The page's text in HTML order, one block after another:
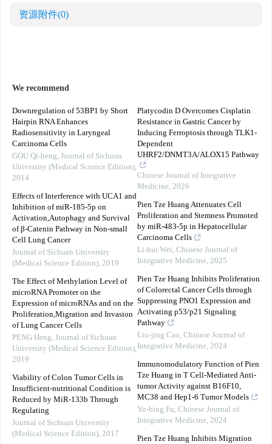
资源附件(0)
We recommend
Downregulation of 53BP1 by Short
Hairpin RNA Enhances
Radiosensitivity in Laryngeal
Carcinoma Cells
GOU Qi-heng, Journal of Sichuan
University (Medical Science Edition),
2014
Effects of Interference with UCA1 and
Inhibition of miR-185-5p on
Activation,Autophagy and Survival
of β-Catenin Pathway in Non-small
Cell Lung Cancer
Journal of Sichuan University
(Medical Science Edition), 2019
The Effect of Methylation Level of
microRNA Promoter on the
Expression of microRNAs and on the
Proliferation,Migration and Invasion
of Lung Cancer Cells
PENG Heng, Journal of Sichuan
University (Medical Science Edition),
2019
Viability of Colon Tumor Cells in
Insufficient-nutritional Condition is
Reduced by MiR-133b Through
Regulating
Journal of Sichuan University
(Medical Science Edition), 2017
Platycodin D Overcomes Cisplatin
Resistance in Gastric Cancer by
Inducing Ferroptosis through TLK1-
Dependent
UHRF2/DNMT3A/ALOX15 Pathway
Chinese Journal of Integrative
Medicine, 2026
Pien Tze Huang Attenuates Cell
Proliferation and Stemness Promoted
by miR-483-5p in Hepatocellular
Carcinoma Cells
Li-hui Wei, Chinese Journal of
Integrative Medicine, 2025
Pien Tze Huang Inhibits Proliferation
of Colorectal Cancer Cells through
Suppressing PNO1 Expression and
Activating p53/p21 Signaling
Pathway
Liu-jing Cao, Chinese Journal of
Integrative Medicine, 2024
Immunomodulatory Function of Pien
Tze Huang in T Cell-Mediated Anti-
tumor Activity against B16F10,
MC38 and Hep1-6 Tumor Models
Yu-bing Fu, Chinese Journal of
Integrative Medicine, 2024
Pien Tze Huang Inhibits Migration